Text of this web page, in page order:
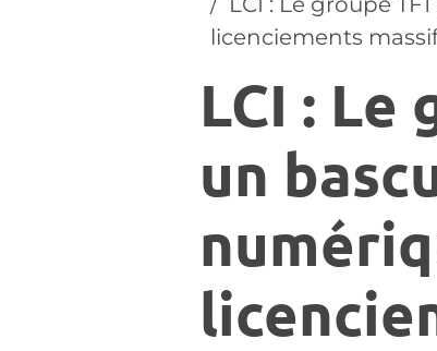
licenciements
LCI : Le
un